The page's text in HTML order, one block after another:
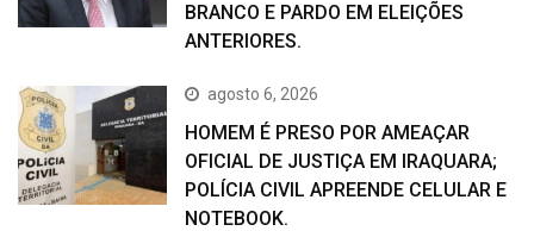
BRANCO E PARDO EM ELEIÇÕES
ANTERIORES.
agosto 6, 2026
HOMEM É PRESO POR AMEAÇAR
OFICIAL DE JUSTIÇA EM IRAQUARA;
POLÍCIA CIVIL APREENDE CELULAR E
NOTEBOOK.